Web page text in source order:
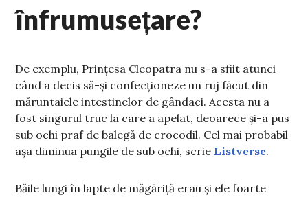
înfrumusețare?
De exemplu, Prințesa Cleopatra nu s-a sfiit atunci
când a decis să-și confecționeze un ruj făcut din
măruntaiele intestinelor de gândaci. Acesta nu a
fost singurul truc la care a apelat, deoarece și-a pus
sub ochi praf de balegă de crocodil. Cel mai probabil
așa diminua pungile de sub ochi, scrie Listverse.
Băile lungi în lapte de măgăriță erau și ele foarte